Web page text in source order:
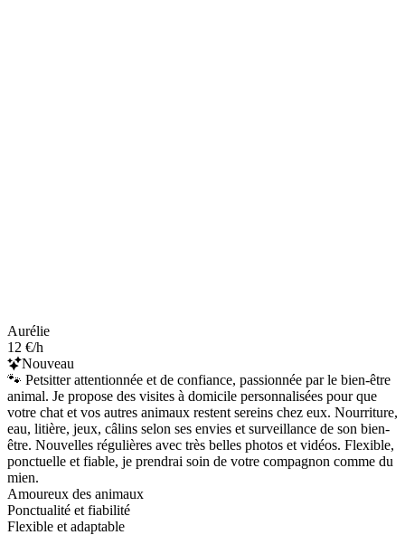
Aurélie
12 €/h
Nouveau
🐾 Petsitter attentionnée et de confiance, passionnée par le bien-être
animal. Je propose des visites à domicile personnalisées pour que
votre chat et vos autres animaux restent sereins chez eux. Nourriture,
eau, litière, jeux, câlins selon ses envies et surveillance de son bien-
être. Nouvelles régulières avec très belles photos et vidéos. Flexible,
ponctuelle et fiable, je prendrai soin de votre compagnon comme du
mien.
Amoureux des animaux
Ponctualité et fiabilité
Flexible et adaptable